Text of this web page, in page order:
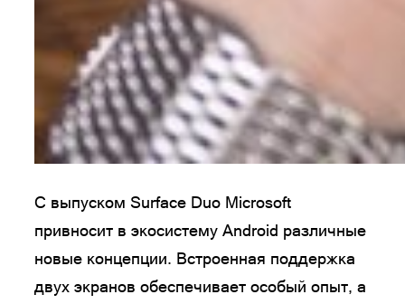
С выпуском Surface Duo Microsoft
привносит в экосистему Android различные
новые концепции. Встроенная поддержка
двух экранов обеспечивает особый опыт, а